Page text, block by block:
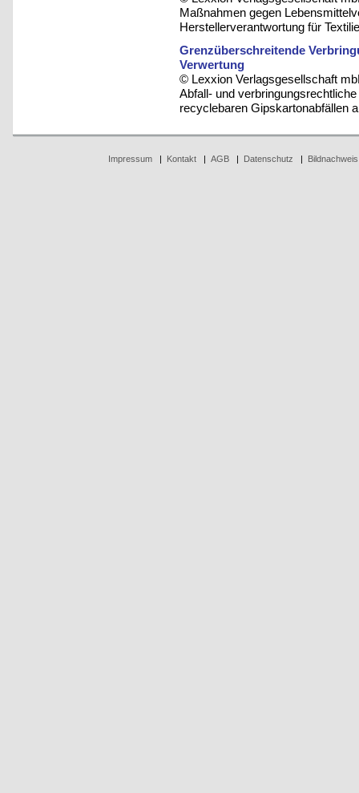
Maßnahmen gegen
Herstellerverantwortung für
Grenzüberschreitende
Verwertung
© Lexxion Verlagsgesellschaft
Abfall- und
recyclebaren Gipskartonabfällen
Impressum| Kontakt| AGB| Datenschutz Bildnachweis